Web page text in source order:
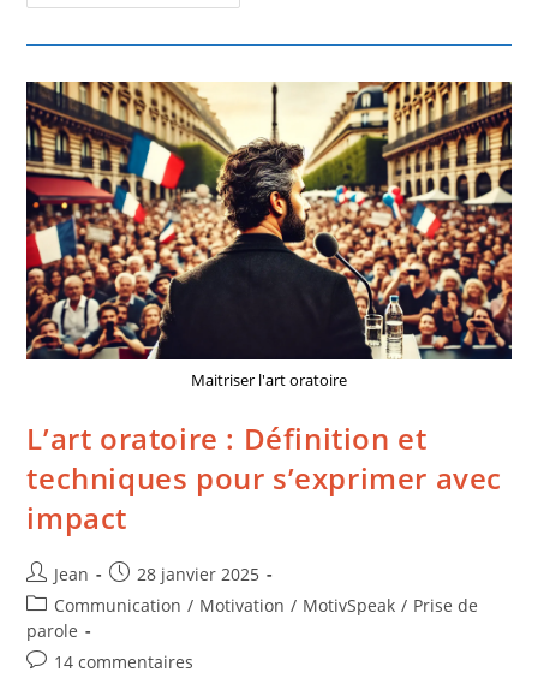
Maitriser l'art oratoire
L’art oratoire : Définition et
techniques pour s’exprimer avec
impact
Jean
28 janvier 2025
Communication / Motivation / MotivSpeak / Prise de
parole
14 commentaires